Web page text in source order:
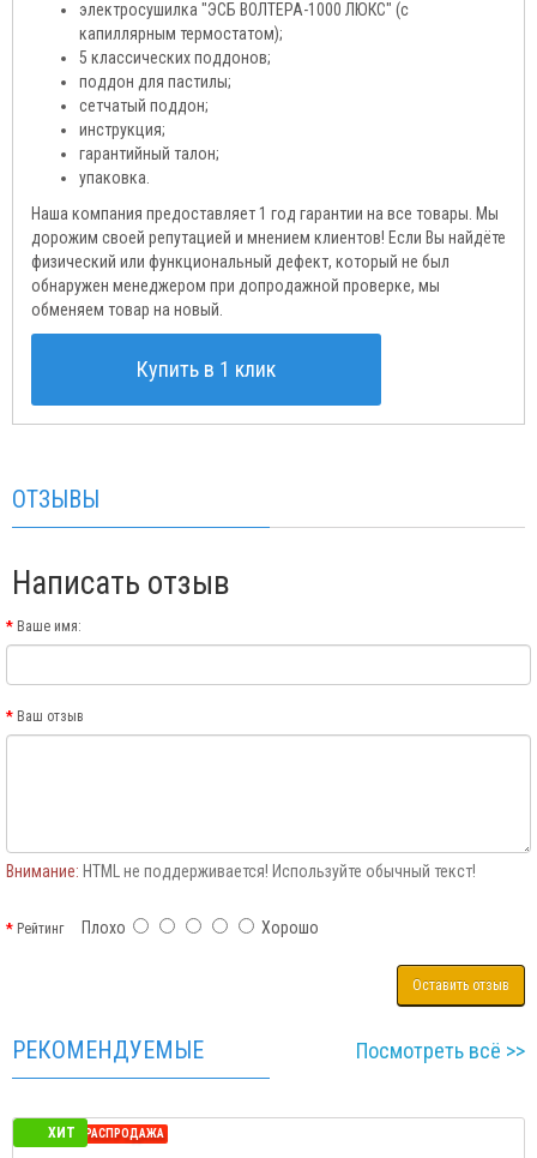
электросушилка "ЭСБ ВОЛТЕРА-1000 ЛЮКС" (с
капиллярным термостатом);
5 классических поддонов;
поддон для пастилы;
сетчатый поддон;
инструкция;
гарантийный талон;
упаковка.
Наша компания предоставляет 1 год гарантии на все товары. Мы
дорожим своей репутацией и мнением клиентов! Если Вы найдёте
физический или функциональный дефект, который не был
обнаружен менеджером при допродажной проверке, мы
обменяем товар на новый.
Купить в 1 клик
ОТЗЫВЫ
Написать отзыв
Ваше имя:
Ваш отзыв
Внимание: HTML не поддерживается! Используйте обычный текст!
РейтингПлохо Хорошо
Оставить отзыв
РЕКОМЕНДУЕМЫЕ Посмотреть всё >>
ХИТ
СЕЗОННАЯ РАСПРОДАЖА